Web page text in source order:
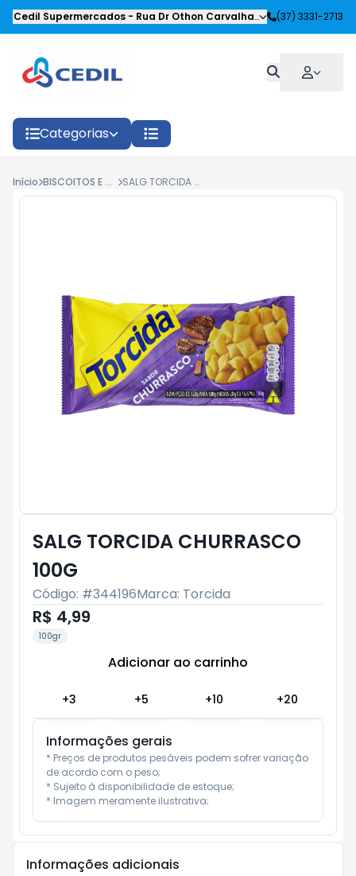
Cedil Supermercados- Rua Dr Othon Carvalhaes Siqueira,Oliveira
(37) 3331-2713
Categorias
Início BISCOITOS E SALGADOS SALG TORCIDA CHURRASCO 100G
SALG TORCIDA CHURRASCO
100G
Código: #344196Marca: Torcida
R$ 4,99
100gr
Adicionar ao carrinho
+3 +5 +10 +20
Informações gerais
* Preços de produtos pesáveis podem sofrer variação
de acordo com o peso;
* Sujeito à disponibilidade de estoque;
* Imagem meramente ilustrativa;
Informações adicionais